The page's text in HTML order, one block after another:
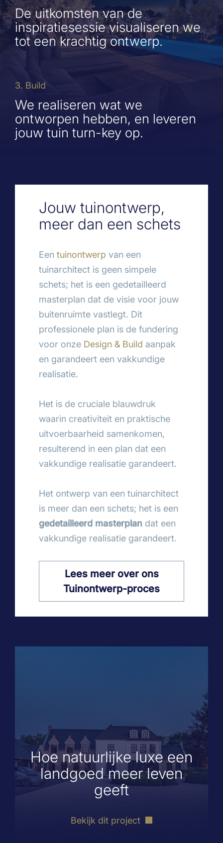
De uitkomsten van de
inspiratiesessie visualiseren we
tot een krachtig ontwerp.
3. Build
We realiseren wat we
ontworpen hebben, en leveren
jouw tuin turn-key op.
Jouw tuinontwerp,
meer dan een schets
Een tuinontwerp van een
tuinarchitect is geen simpele
schets; het is een gedetailleerd
masterplan dat de visie voor jouw
buitenruimte vastlegt. Dit
professionele plan is de fundering
voor onze Design & Build aanpak
en garandeert een vakkundige
realisatie.
Het is de cruciale blauwdruk
waarin creativiteit en praktische
uitvoerbaarheid samenkomen,
resulterend in een plan dat een
vakkundige realisatie garandeert.
Het ontwerp van een tuinarchitect
is meer dan een schets; het is een
gedetailleerd masterplan dat een
vakkundige realisatie garandeert.
Lees meer over ons
Tuinontwerp-proces
Hoe natuurlijke luxe een
landgoed meer leven
geeft
Bekijk dit project